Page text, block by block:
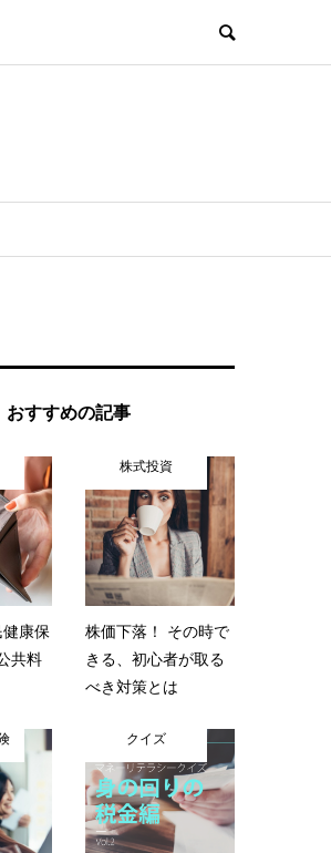
おすすめの記事
康保
共料
株式投資
株価下落！ その時で
きる、初心者が取る
べき対策とは
クイズ